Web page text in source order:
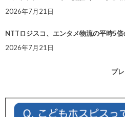
2026年7月21日
NTTロジスコ、エンタメ物流の平時5
2026年7月21日
プ